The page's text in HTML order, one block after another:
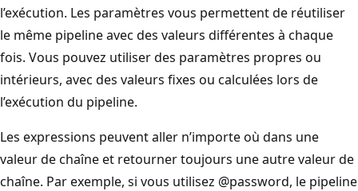
l’exécution. Les paramètres vous permettent de réutiliser
le même pipeline avec des valeurs différentes à chaque
fois. Vous pouvez utiliser des paramètres propres ou
intérieurs, avec des valeurs fixes ou calculées lors de
l’exécution du pipeline.
Les expressions peuvent aller n’importe où dans une
valeur de chaîne et retourner toujours une autre valeur de
chaîne. Par exemple, si vous utilisez @password, le pipeline